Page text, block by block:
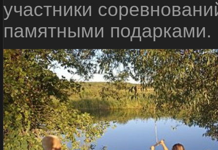
участники
памятными подарками.